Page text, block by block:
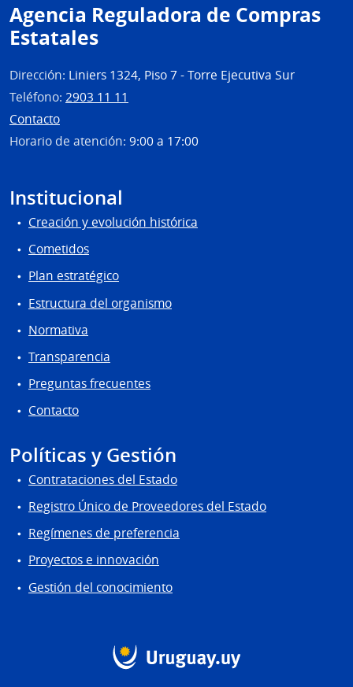
Agencia Reguladora de Compras
Estatales
Dirección: Liniers 1324, Piso 7 - Torre Ejecutiva Sur
Teléfono: 2903 11 11
Contacto
Horario de atención: 9:00 a 17:00
Institucional
Creación y evolución histórica
Cometidos
Plan estratégico
Estructura del organismo
Normativa
Transparencia
Preguntas frecuentes
Contacto
Políticas y Gestión
Contrataciones del Estado
Registro Único de Proveedores del Estado
Regímenes de preferencia
Proyectos e innovación
Gestión del conocimiento